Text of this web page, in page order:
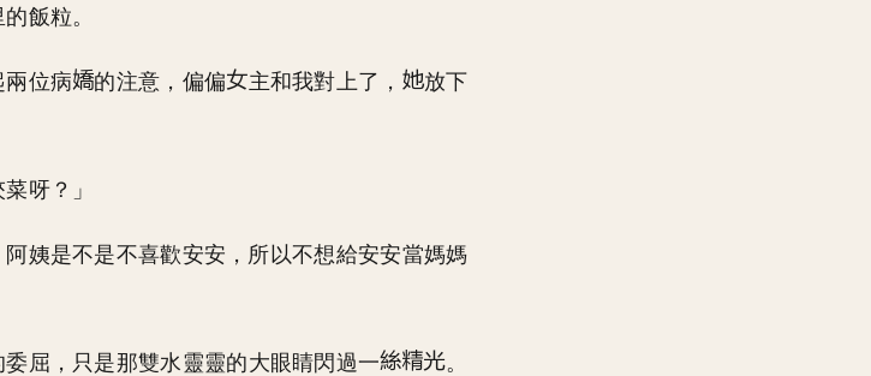
飯粒。
兩位病 的注意，偏偏 主和我對上了，
放下
呀？」
阿姨是不是不喜歡安安，所以不想給安安當媽媽
屈，只是那雙水靈靈的大眼睛閃過一 。